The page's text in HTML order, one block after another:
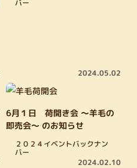
バー
2024.05.02
6月１日 荷開き会 ～羊毛の
即売会～ のお知らせ
２０２４イベントバックナン
バー
2024.02.10